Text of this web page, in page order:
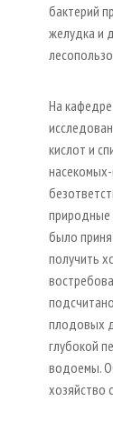
бактерий
желудка и
На
кислот и
природные
было
получить
плодовых
глубокой
водоемы.
хозяйство